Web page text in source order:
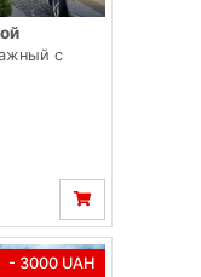
с
- 3000 UAH